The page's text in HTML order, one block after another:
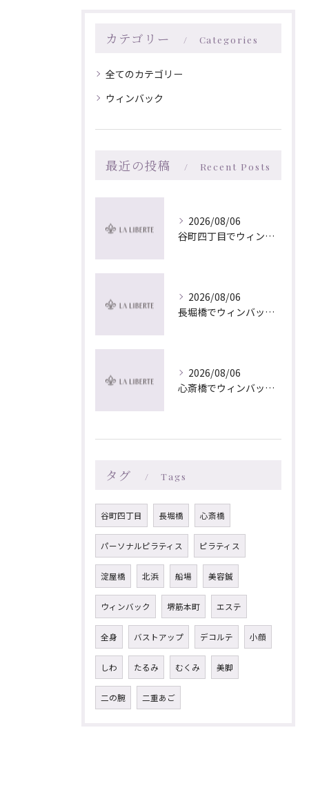
カテゴリー Categories
全てのカテゴリー
ウィンバック
最近の投稿 Recent Posts
2026/08/06
谷町四丁目でウィンバック×マッサージ｜LA LIBERTE
2026/08/06
長堀橋でウィンバック×マッサージ｜LA LIBERTE
2026/08/06
心斎橋でウィンバック×マッサージ｜LA LIBERTE
タグ Tags
谷町四丁目 長堀橋 心斎橋
パーソナルピラティス ピラティス
淀屋橋 北浜 船場 美容鍼
ウィンバック 堺筋本町 エステ
全身 バストアップ デコルテ 小顔
しわ たるみ むくみ 美脚
二の腕 二重あご